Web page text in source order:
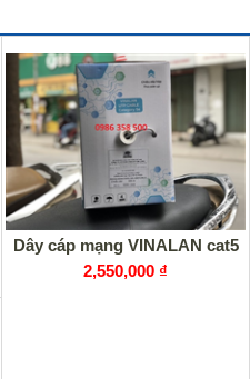
Dây cáp mạng VINALAN cat5
2,550,000 ₫